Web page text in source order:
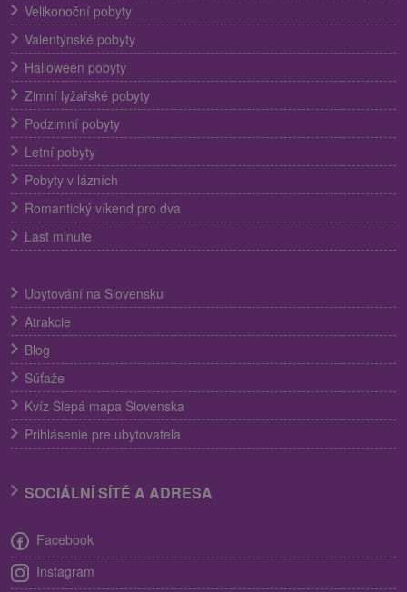
Velikonoční pobyty
Valentýnské pobyty
Halloween pobyty
Zimní lyžařské pobyty
Podzimní pobyty
Letní pobyty
Pobyty v lázních
Romantický víkend pro dva
Last minute
Ubytování na Slovensku
Atrakcie
Blog
Súťaže
Kvíz Slepá mapa Slovenska
Prihlásenie pre ubytovateľa
SOCIÁLNÍ SÍTĚ A ADRESA
Facebook
Instagram